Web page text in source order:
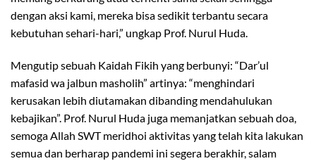
dengan aksi kami, mereka bisa sedikit terbantu secara
kebutuhan sehari-hari,” ungkap Prof. Nurul Huda.
Mengutip sebuah Kaidah Fikih yang berbunyi: “Dar’ul
mafasid wa jalbun masholih” artinya: “menghindari
kerusakan lebih diutamakan dibanding mendahulukan
kebajikan”. Prof. Nurul Huda juga memanjatkan sebuah doa,
semoga Allah SWT meridhoi aktivitas yang telah kita lakukan
semua dan berharap pandemi ini segera berakhir, salam